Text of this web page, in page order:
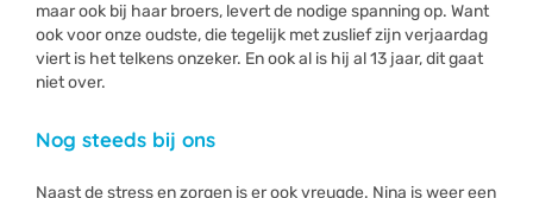
maar ook bij haar broers, levert de nodige spanning op. Want
ook voor onze oudste, die tegelijk met zuslief zijn verjaardag
viert is het telkens onzeker. En ook al is hij al 13 jaar, dit gaat
niet over.
Nog steeds bij ons
Naast de stress en zorgen is er ook vreugde. Nina is weer een